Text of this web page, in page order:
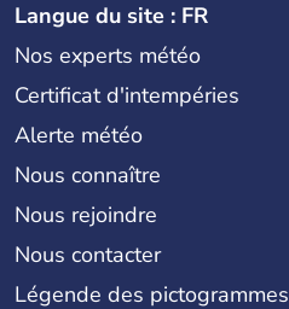
Langue du site : FR
Nos experts météo
Certificat d'intempéries
Alerte météo
Nous connaître
Nous rejoindre
Nous contacter
Légende des pictogrammes